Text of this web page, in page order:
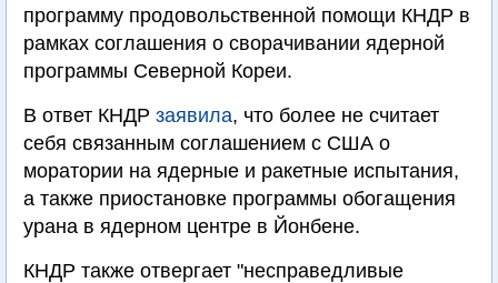
программу продовольственной помощи КНДР в
рамках соглашения о сворачивании ядерной
программы Северной Кореи.
В ответ КНДР заявила, что более не считает
себя связанным соглашением с США о
моратории на ядерные и ракетные испытания,
а также приостановке программы обогащения
урана в ядерном центре в Йонбене.
КНДР также отвергает "несправедливые